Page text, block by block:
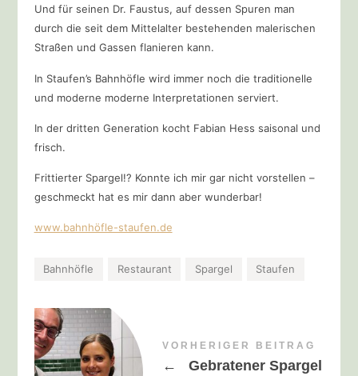
Und für seinen Dr. Faustus, auf dessen Spuren man
durch die seit dem Mittelalter bestehenden malerischen
Straßen und Gassen flanieren kann.
In Staufen’s Bahnhöfle wird immer noch die traditionelle
und moderne moderne Interpretationen serviert.
In der dritten Generation kocht Fabian Hess saisonal und
frisch.
Frittierter Spargel!? Konnte ich mir gar nicht vorstellen –
geschmeckt hat es mir dann aber wunderbar!
www.bahnhöfle-staufen.de
Bahnhöfle Restaurant Spargel Staufen
VORHERIGER BEITRAG
←
Gebratener Spargel